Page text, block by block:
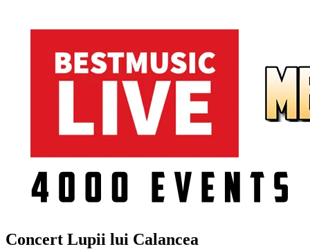
Concert Lupii lui Calancea